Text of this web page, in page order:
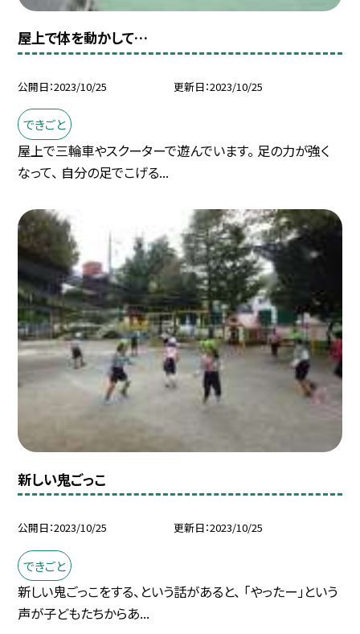
屋上で体を動かして…
公開日 2023/10/25 更新日 2023/10/25
できごと
屋上で三輪車やスクーターで遊んでいます。 足の力が強く
なって、 自分の足でこげる...
新しい鬼ごっこ
公開日 2023/10/25 更新日 2023/10/25
できごと
新しい鬼ごっこをする、という話があると、 「やったー」という
声が子どもたちからあ...